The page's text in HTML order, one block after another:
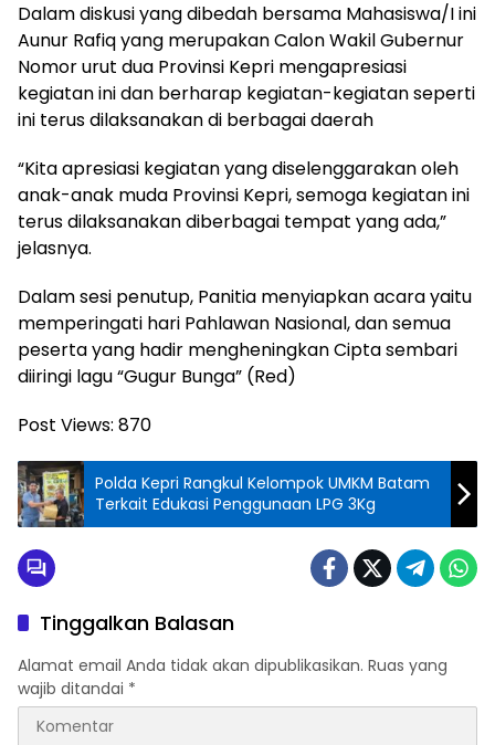
Dalam diskusi yang dibedah bersama Mahasiswa/I ini
Aunur Rafiq yang merupakan Calon Wakil Gubernur
Nomor urut dua Provinsi Kepri mengapresiasi
kegiatan ini dan berharap kegiatan-kegiatan seperti
ini terus dilaksanakan di berbagai daerah
“Kita apresiasi kegiatan yang diselenggarakan oleh
anak-anak muda Provinsi Kepri, semoga kegiatan ini
terus dilaksanakan diberbagai tempat yang ada,”
jelasnya.
Dalam sesi penutup, Panitia menyiapkan acara yaitu
memperingati hari Pahlawan Nasional, dan semua
peserta yang hadir mengheningkan Cipta sembari
diiringi lagu “Gugur Bunga” (Red)
Post Views: 870
Polda Kepri Rangkul Kelompok UMKM Batam
Terkait Edukasi Penggunaan LPG 3Kg
Tinggalkan Balasan
Alamat email Anda tidak akan dipublikasikan. Ruas yang
wajib ditandai *